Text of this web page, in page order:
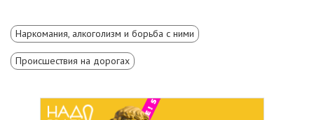
Наркомания, алкоголизм и борьба с ними
Происшествия на дорогах